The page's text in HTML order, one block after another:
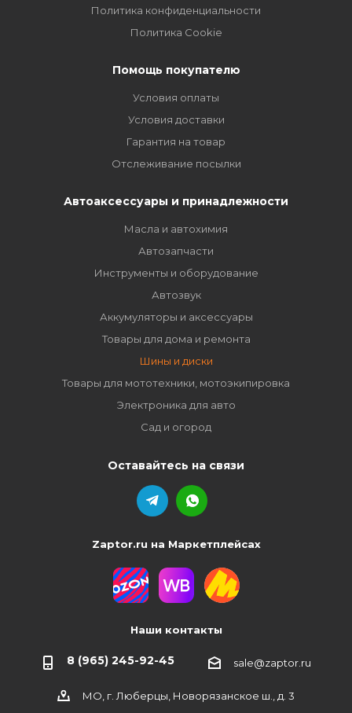
Политика конфиденциальности
Политика Cookie
Помощь покупателю
Условия оплаты
Условия доставки
Гарантия на товар
Отслеживание посылки
Автоаксессуары и принадлежности
Масла и автохимия
Автозапчасти
Инструменты и оборудование
Автозвук
Аккумуляторы и аксессуары
Товары для дома и ремонта
Шины и диски
Товары для мототехники, мотоэкипировка
Электроника для авто
Сад и огород
Оставайтесь на связи
Zaptor.ru на Маркетплейсах
Наши контакты
8 (965) 245-92-45 sale@zaptor.ru
МО, г. Люберцы, Новорязанское ш., д. 3